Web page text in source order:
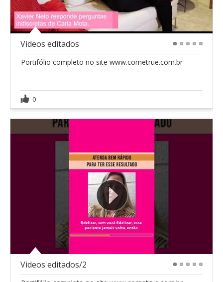
Videos editados
Portifólio completo no site www.cometrue.com.br
0
Videos editados/2